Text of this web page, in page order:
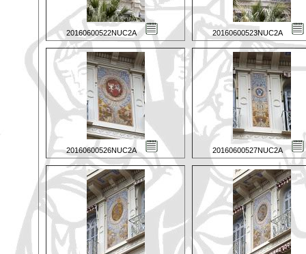
20160600522NUC2A 20160600523NUC2A
20160600526NUC2A 20160600527NUC2A